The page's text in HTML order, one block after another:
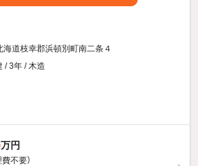
海道枝幸郡浜頓別町南二条４
/ 3年 / 木造
万円
費不要）